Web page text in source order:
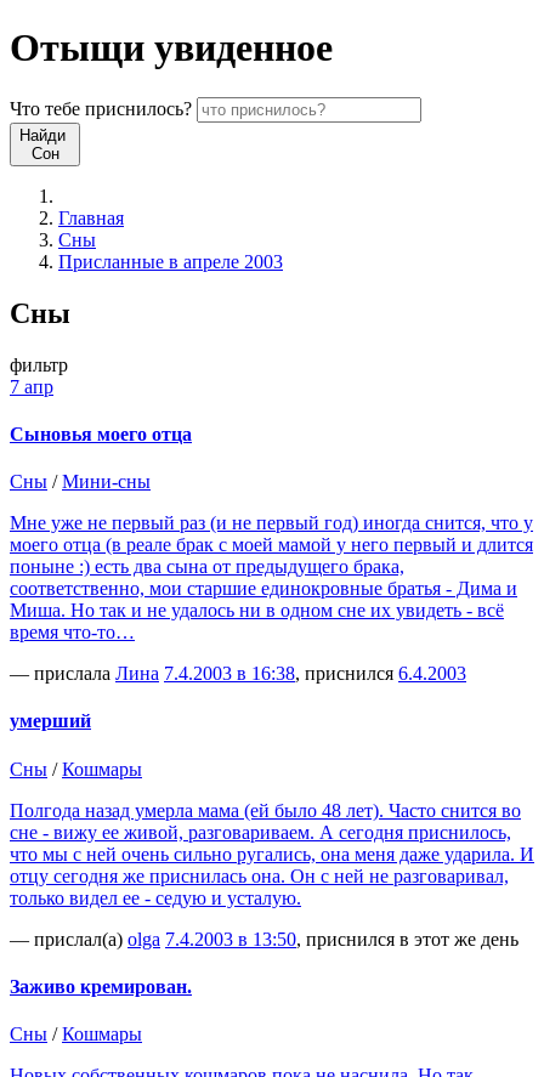
Отыщи увиденное
Что тебе приснилось?
Найди
Сон
Главная
Сны
Присланные в апреле 2003
Сны
фильтр
7 апр
Сыновья моего отца
Сны /Мини-сны
Мне уже не первый раз (и не первый год) иногда снится, что у
моего отца (в реале брак с моей мамой у него первый и длится
поныне :) есть два сына от предыдущего брака,
соответственно, мои старшие единокровные братья - Дима и
Миша. Но так и не удалось ни в одном сне их увидеть - всё
время что-то…
— прислала Лина 7.4.2003 в 16:38, приснился 6.4.2003
умерший
Сны /Кошмары
Полгода назад умерла мама (ей было 48 лет). Часто снится во
сне - вижу ее живой, разговариваем. А сегодня приснилось,
что мы с ней очень сильно ругались, она меня даже ударила. И
отцу сегодня же приснилась она. Он с ней не разговаривал,
только видел ее - седую и усталую.
— прислал(а) olga 7.4.2003 в 13:50, приснился в этот же день
Заживо кремирован.
Сны /Кошмары